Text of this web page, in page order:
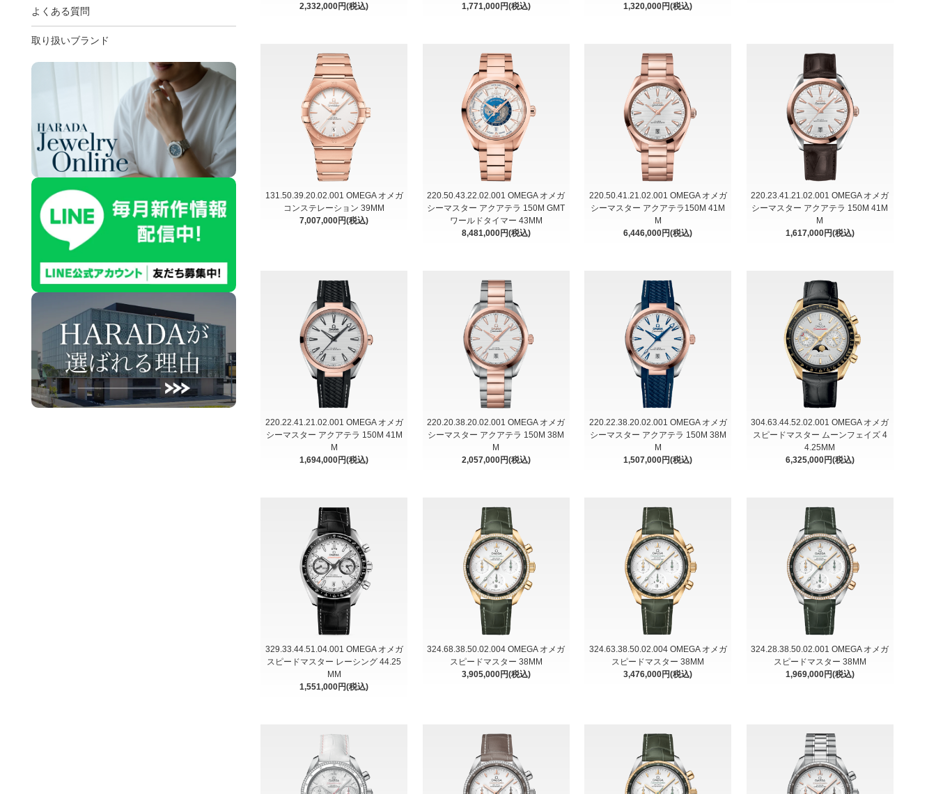
2,332,000円(税込)
1,771,000円(税込)
1,320,000円(税込)
131.50.39.20.02.001 OMEGA オメガ
コンステレーション 39MM
7,007,000円(税込)
220.50.43.22.02.001 OMEGA オメガ
シーマスター アクアテラ 150M GMT
ワールドタイマー 43MM
8,481,000円(税込)
220.50.41.21.02.001 OMEGA オメガ
シーマスター アクアテラ150M 41M
M
6,446,000円(税込)
220.23.41.21.02.001 OMEGA オメガ
シーマスター アクアテラ 150M 41M
M
1,617,000円(税込)
220.22.41.21.02.001 OMEGA オメガ
シーマスター アクアテラ 150M 41M
M
1,694,000円(税込)
220.20.38.20.02.001 OMEGA オメガ
シーマスター アクアテラ 150M 38M
M
2,057,000円(税込)
220.22.38.20.02.001 OMEGA オメガ
シーマスター アクアテラ 150M 38M
M
1,507,000円(税込)
304.63.44.52.02.001 OMEGA オメガ
スピードマスター ムーンフェイズ 4
4.25MM
6,325,000円(税込)
329.33.44.51.04.001 OMEGA オメガ
スピードマスター レーシング 44.25
MM
1,551,000円(税込)
324.68.38.50.02.004 OMEGA オメガ
スピードマスター 38MM
3,905,000円(税込)
324.63.38.50.02.004 OMEGA オメガ
スピードマスター 38MM
3,476,000円(税込)
324.28.38.50.02.001 OMEGA オメガ
スピードマスター 38MM
1,969,000円(税込)
よくある質問
取り扱いブランド